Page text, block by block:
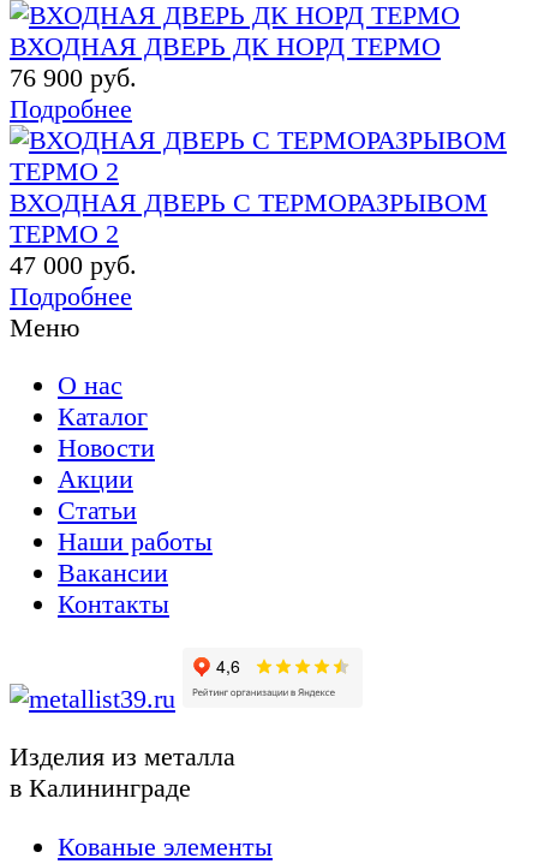
ВХОДНАЯ ДВЕРЬ ДК НОРД ТЕРМО
76 900 руб.
Подробнее
ВХОДНАЯ ДВЕРЬ С ТЕРМОРАЗРЫВОМ
ТЕРМО 2
47 000 руб.
Подробнее
Меню
О нас
Каталог
Новости
Акции
Статьи
Наши работы
Вакансии
Контакты
Изделия из металла
в Калининграде
Кованые элементы